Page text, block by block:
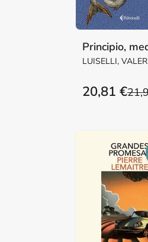
Principio,
LUISELLI,
20,81 €